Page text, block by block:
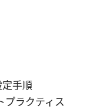
手順
プラクティス